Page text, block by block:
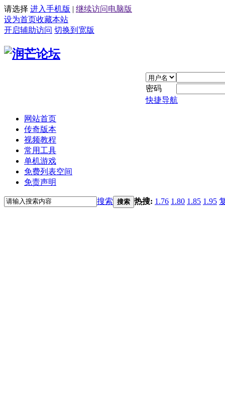
请选择 进入手机版 | 继续访问电脑版
设为首页收藏本站
开启辅助访问 切换到宽版
密码
快捷导航
网站首页
传奇版本
视频教程
常用工具
单机游戏
免费列表空间
免责声明
搜索 搜索 热搜: 1.76 1.80 1.85 1.95